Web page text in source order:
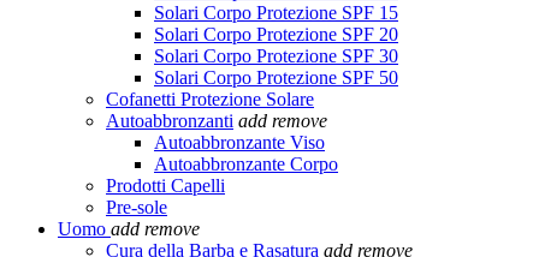
Solari Corpo Protezione SPF 15
Solari Corpo Protezione SPF 20
Solari Corpo Protezione SPF 30
Solari Corpo Protezione SPF 50
Cofanetti Protezione Solare
Autoabbronzanti add remove
Autoabbronzante Viso
Autoabbronzante Corpo
Prodotti Capelli
Pre-sole
Uomo add remove
Cura della Barba e Rasatura add remove